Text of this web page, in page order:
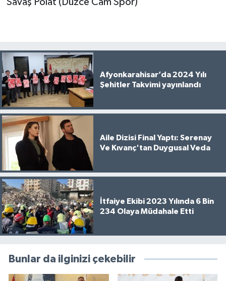
Afyonkarahisar’da 2024 Yılı
Şehitler Takvimi yayınlandı
Aile Dizisi Final Yaptı: Serenay
Ve Kıvanç'tan Duygusal Veda
İtfaiye Ekibi 2023 Yılında 6 Bin
234 Olaya Müdahale Etti
Bunlar da ilginizi çekebilir